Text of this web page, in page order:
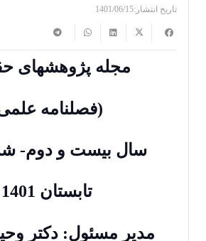
تاریخ انتشار:1401/06/15
مجله پژوهشهای
(فصلنامه
سال بیست و دوم-
تابستان 1401
مدیر مسئول: دکتر